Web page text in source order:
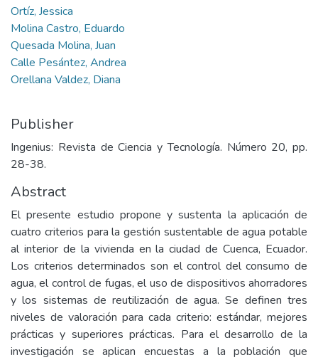
Ortíz, Jessica
Molina Castro, Eduardo
Quesada Molina, Juan
Calle Pesántez, Andrea
Orellana Valdez, Diana
Publisher
Ingenius: Revista de Ciencia y Tecnología. Número 20, pp.
28-38.
Abstract
El presente estudio propone y sustenta la aplicación de
cuatro criterios para la gestión sustentable de agua potable
al interior de la vivienda en la ciudad de Cuenca, Ecuador.
Los criterios determinados son el control del consumo de
agua, el control de fugas, el uso de dispositivos ahorradores
y los sistemas de reutilización de agua. Se definen tres
niveles de valoración para cada criterio: estándar, mejores
prácticas y superiores prácticas. Para el desarrollo de la
investigación se aplican encuestas a la población que